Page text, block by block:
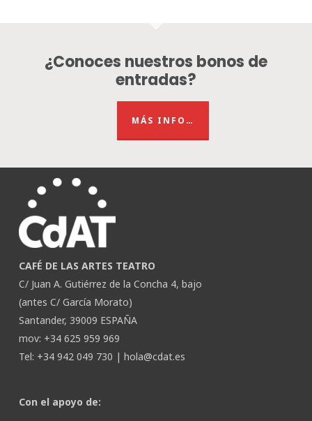
¿Conoces nuestros bonos de
entradas?
MÁS INFO…
CAFÉ DE LAS ARTES TEATRO
C/ Juan A. Gutiérrez de la Concha 4, bajo
(antes C/ García Morato)
Santander, 39009 ESPAÑA
mov: +34 625 959 969
Tel: +34 942 049 730 | hola@cdat.es
Con el apoyo de: